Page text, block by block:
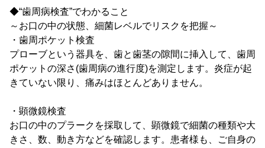
◆“歯周病検査”でわかること
～お口の中の状態、細菌レベルでリスクを把握～
・歯周ポケット検査
プローブという器具を、歯と歯茎の隙間に挿入して、歯周
ポケットの深さ(歯周病の進行度)を測定します。炎症が起
きていない限り、痛みはほとんどありません。
・顕微鏡検査
お口の中のプラークを採取して、顕微鏡で細菌の種類や大
きさ、数、動き方などを確認します。患者様も、ご自身の